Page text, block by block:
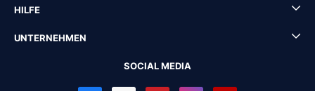
HILFE
UNTERNEHMEN
SOCIAL MEDIA